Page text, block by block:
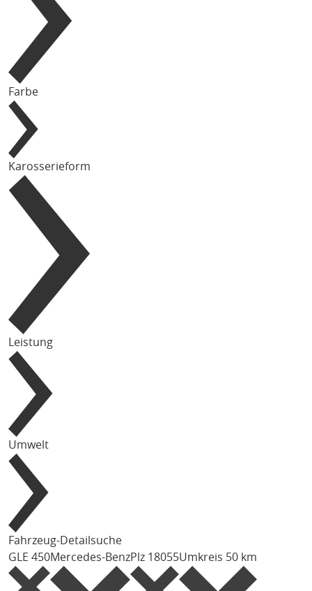
Farbe
Karosserieform
Leistung
Umwelt
Fahrzeug-Detailsuche
GLE 450Mercedes-BenzPlz 18055Umkreis 50 km